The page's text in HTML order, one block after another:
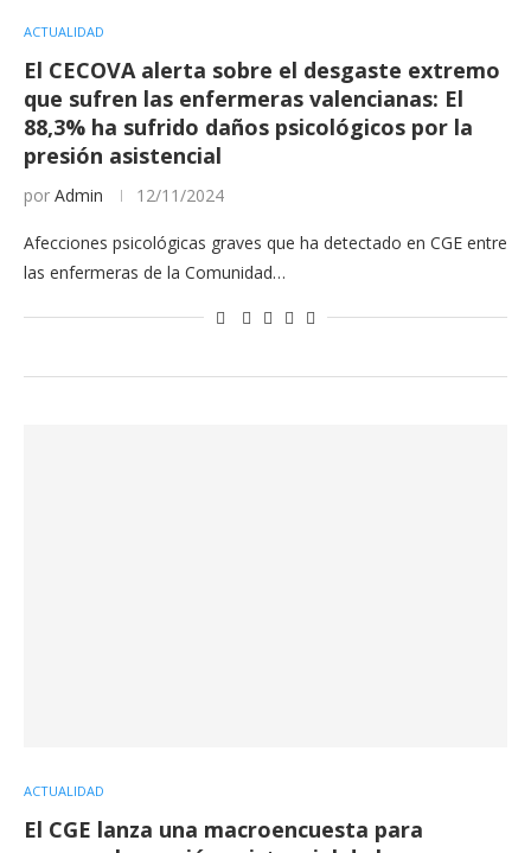
ACTUALIDAD
El CECOVA alerta sobre el desgaste extremo
que sufren las enfermeras valencianas: El
88,3% ha sufrido daños psicológicos por la
presión asistencial
por Admin 12/11/2024
Afecciones psicológicas graves que ha detectado en CGE entre
las enfermeras de la Comunidad…
ACTUALIDAD
El CGE lanza una macroencuesta para